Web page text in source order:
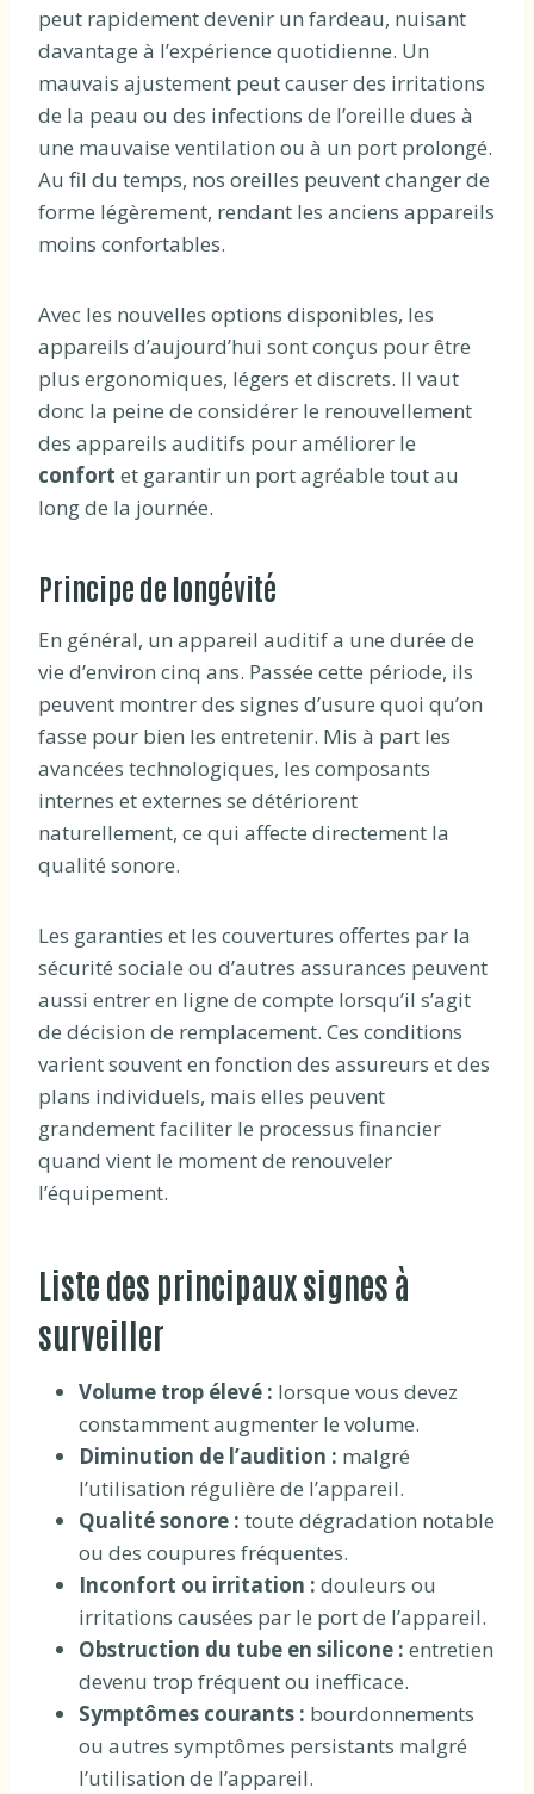
peut rapidement devenir un fardeau, nuisant
davantage à l’expérience quotidienne. Un
mauvais ajustement peut causer des irritations
de la peau ou des infections de l’oreille dues à
une mauvaise ventilation ou à un port prolongé.
Au fil du temps, nos oreilles peuvent changer de
forme légèrement, rendant les anciens appareils
moins confortables.
Avec les nouvelles options disponibles, les
appareils d’aujourd’hui sont conçus pour être
plus ergonomiques, légers et discrets. Il vaut
donc la peine de considérer le renouvellement
des appareils auditifs pour améliorer le
confort et garantir un port agréable tout au
long de la journée.
Principe de longévité
En général, un appareil auditif a une durée de
vie d’environ cinq ans. Passée cette période, ils
peuvent montrer des signes d’usure quoi qu’on
fasse pour bien les entretenir. Mis à part les
avancées technologiques, les composants
internes et externes se détériorent
naturellement, ce qui affecte directement la
qualité sonore.
Les garanties et les couvertures offertes par la
sécurité sociale ou d’autres assurances peuvent
aussi entrer en ligne de compte lorsqu’il s’agit
de décision de remplacement. Ces conditions
varient souvent en fonction des assureurs et des
plans individuels, mais elles peuvent
grandement faciliter le processus financier
quand vient le moment de renouveler
l’équipement.
Liste des principaux signes à
surveiller
Volume trop élevé : lorsque vous devez
constamment augmenter le volume.
Diminution de l’audition : malgré
l’utilisation régulière de l’appareil.
Qualité sonore : toute dégradation notable
ou des coupures fréquentes.
Inconfort ou irritation : douleurs ou
irritations causées par le port de l’appareil.
Obstruction du tube en silicone : entretien
devenu trop fréquent ou inefficace.
Symptômes courants : bourdonnements
ou autres symptômes persistants malgré
l’utilisation de l’appareil.